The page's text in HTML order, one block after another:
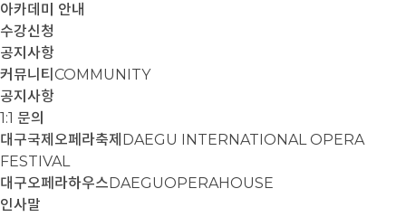
아카데미 안내
수강신청
공지사항
커뮤니티 COMMUNITY
공지사항
1:1 문의
대구국제오페라축제 DAEGU INTERNATIONAL OPERA
FESTIVAL
대구오페라하우스DAEGUOPERAHOUSE
인사말